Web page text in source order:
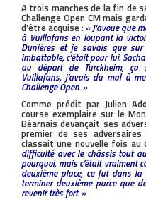
A trois manches de la fin de
Challenge Open CM mais
d’être acquise : « J’avoue que
à Vuillafans en loupant la
Dunières et je savais que sur
imbattable, c’était pour lui.
au départ de Turckheim, ça
Vuillafans, j’avais du mal à
Challenge Open. »
Comme prédit par Julien
course exemplaire sur le
Béarnais devançait ses
premier de ses
classait une nouvelle fois au
difficulté avec le châssis tout
pourquoi, mais c’était vraiment
deuxième place, ce fut dans
terminer deuxième parce que
revenir très fort. »